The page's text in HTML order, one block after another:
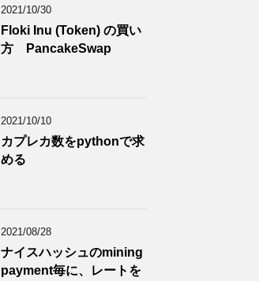
2021/10/30
Floki Inu (Token) の買い
方 PancakeSwap
2021/10/10
カプレカ数をpythonで求
める
2021/08/28
ナイスハッシュのmining
payment毎に、レートを